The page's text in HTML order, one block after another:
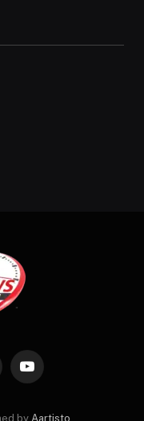
YouTube
by Aartisto